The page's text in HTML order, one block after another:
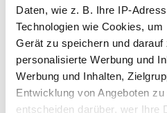
Daten, wie z. B. Ihre IP-
Technologien wie Cookies,
Gerät zu speichern und
personalisierte Werbung und
Werbung und Inhalten,
Entwicklung von Angeboten
entscheiden darüber, wer Ihre
* Pflichtfelder.
LEADERSNET.TV